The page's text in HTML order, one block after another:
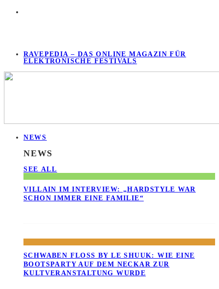
RAVEPEDIA – DAS ONLINE MAGAZIN FÜR
ELEKTRONISCHE FESTIVALS
NEWS
NEWS
SEE ALL
VILLAIN IM INTERVIEW: „HARDSTYLE WAR
SCHON IMMER EINE FAMILIE“
SCHWABEN FLOSS BY LE SHUUK: WIE EINE B
OOTSPARTY AUF DEM NECKAR ZUR K
ULTVERANSTALTUNG WURDE